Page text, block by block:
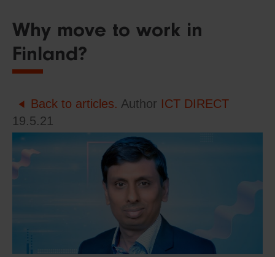
Why move to work in
Finland?
Back to articles. Author ICT DIRECT
19.5.21